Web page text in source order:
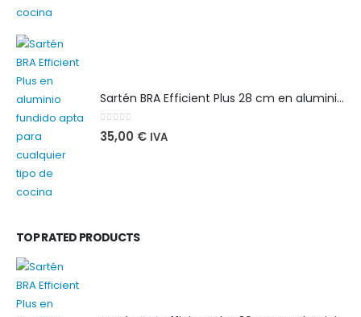
Sartén BRA Efficient Plus 28 cm en aluminio fundido apta para cualquier tipo de cocina
0out of 5
35,00 € IVA
TOP RATED PRODUCTS